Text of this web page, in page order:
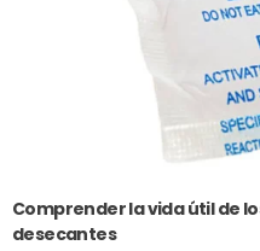
Comprender la vida útil de
desecantes